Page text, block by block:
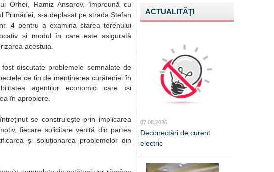
Orhei, Ramiz Ansarov, împreună cu
Primăriei, s-a deplasat pe strada Ștefan
4 pentru a examina starea terenului
și modul în care este asigurată
acestuia.
discutate problemele semnalate de
ce țin de menținerea curățeniei în
agenților economici care își
în apropiere.
se construiește prin implicarea
fiecare solicitare venită din partea
și soluționarea problemelor din
ACTUALITĂŢI
07.08.2026
Deconectări de curent
electric